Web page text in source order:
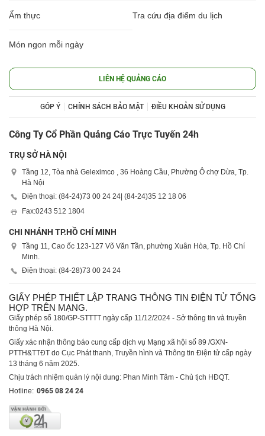
Ẩm thực Tra cứu địa điểm du lịch
Món ngon mỗi ngày
LIÊN HỆ QUẢNG CÁO
GÓP Ý CHÍNH SÁCH BẢO MẬT ĐIỀU KHOẢN SỬ DỤNG
Công Ty Cổ Phần Quảng Cáo Trực Tuyến 24h
TRỤ SỞ HÀ NỘI
Tầng 12, Tòa nhà Geleximco , 36 Hoàng Cầu, Phường Ô chợ Dừa, Tp.
Hà Nội
Điện thoại: (84-24)73 00 24 24| (84-24)35 12 18 06
Fax:0243 512 1804
CHI NHÁNH TP.HỒ CHÍ MINH
Tầng 11, Cao ốc 123-127 Võ Văn Tần, phường Xuân Hòa, Tp. Hồ Chí
Minh.
Điện thoại: (84-28)73 00 24 24
GIẤY PHÉP THIẾT LẬP TRANG THÔNG TIN ĐIỆN TỬ TỔNG
HỢP TRÊN MẠNG.
Giấy phép số 180/GP-STTTT ngày cấp 11/12/2024 - Sở thông tin và truyền
thông Hà Nội.
Giấy xác nhận thông báo cung cấp dịch vụ Mạng xã hội số 89 /GXN-
PTTH&TTĐT do Cục Phát thanh, Truyền hình và Thông tin Điện tử cấp ngày
13 tháng 6 năm 2025.
Chịu trách nhiệm quản lý nội dung: Phan Minh Tâm - Chủ tịch HĐQT.
Hotline: 0965 08 24 24